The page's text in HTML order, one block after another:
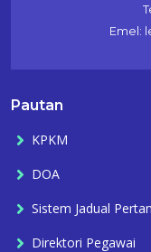
Emel:
Pautan
KPKM
DOA
Sistem Jadual
Direktori Pegawai